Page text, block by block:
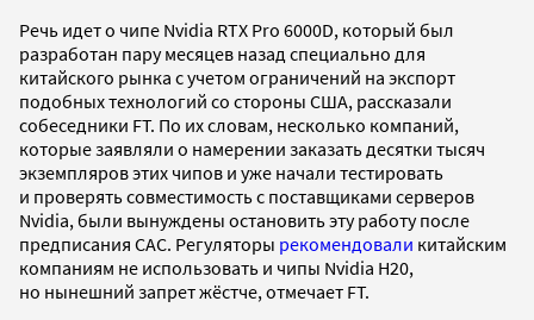
Речь идет о чипе Nvidia RTX Pro 6000D, который был
разработан пару месяцев назад специально для
китайского рынка с учетом ограничений на экспорт
подобных технологий со стороны США, рассказали
собеседники FT. По их словам, несколько компаний,
которые заявляли о намерении заказать десятки тысяч
экземпляров этих чипов и уже начали тестировать
и проверять совместимость с поставщиками серверов
Nvidia, были вынуждены остановить эту работу после
предписания CAC. Регуляторы рекомендовали китайским
компаниям не использовать и чипы Nvidia H20,
но нынешний запрет жёстче, отмечает FT.